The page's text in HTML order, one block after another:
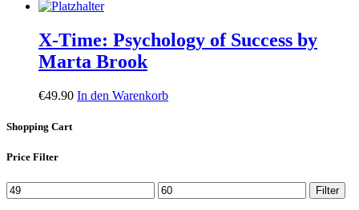
X-Time: Psychology of Success by
Marta Brook
€49.90 In den Warenkorb
Shopping Cart
Price Filter
Min.
Preis
Max.
Preis
Filter